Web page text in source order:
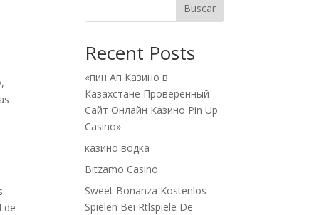
de
Buscar
Recent Posts
«пин Ап Казино в
Казахстане Проверенный
Сайт Онлайн Казино Pin Up
Casino»
казино водка
Bitzamo Casino
Sweet Bonanza Kostenlos
Spielen Bei Rtlspiele De